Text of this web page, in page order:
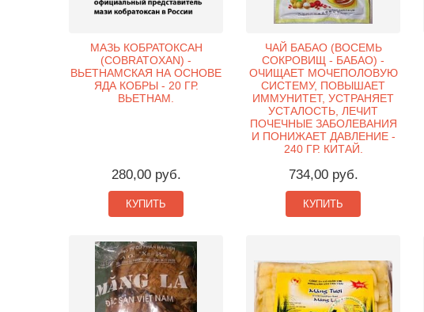
МАЗЬ КОБРАТОКСАН
(COBRATOXAN) -
ВЬЕТНАМСКАЯ НА ОСНОВЕ
ЯДА КОБРЫ - 20 ГР.
ВЬЕТНАМ.
280,00 руб.
КУПИТЬ
ЧАЙ БАБАО (ВОСЕМЬ
СОКРОВИЩ - БАБАО) -
ОЧИЩАЕТ МОЧЕПОЛОВУЮ
СИСТЕМУ, ПОВЫШАЕТ
ИММУНИТЕТ, УСТРАНЯЕТ
УСТАЛОСТЬ, ЛЕЧИТ
ПОЧЕЧНЫЕ ЗАБОЛЕВАНИЯ
И ПОНИЖАЕТ ДАВЛЕНИЕ -
240 ГР. КИТАЙ.
734,00 руб.
КУПИТЬ